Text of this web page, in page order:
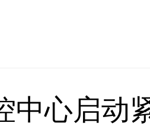
中心启动